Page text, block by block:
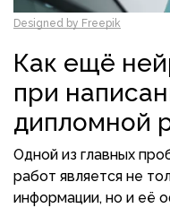
Designed by Freepik
Как ещё
при
дипломной
Одной из главных
работ является не
информации, но и её